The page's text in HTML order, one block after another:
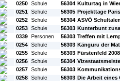
0250 Schule 56304 Kulturtag in
0251 Schule 56305 Projekttage
0252 Schule 56304 ASVÖ
0253 Schule 56303 Kunterbunt
0339 Personen 56303 Treffen mit
0254 Schule 56303 Känguru der
0255 Schule 56303 Fürstenfeld 2008
0256 Schule 56304
0257 Schule 56303
0258 Schule 56303 Die Arbeit eines